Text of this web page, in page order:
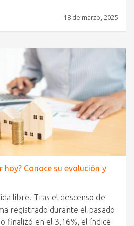
18 de marzo, 2025
hoy? Conoce su evolución y
libre. Tras el descenso de
registrado durante el pasado
finalizó en el 3,16%, el índice